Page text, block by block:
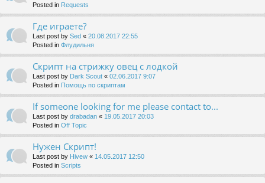
Posted in Requests
Где играете?
Last post by Sed « 20.08.2017 22:55
Posted in Флудильня
Скрипт на стрижку овец с лодкой
Last post by Dark Scout « 02.06.2017 9:07
Posted in Помощь по скриптам
If someone looking for me please contact to...
Last post by drabadan « 19.05.2017 20:03
Posted in Off Topic
Нужен Скрипт!
Last post by Hivew « 14.05.2017 12:50
Posted in Scripts